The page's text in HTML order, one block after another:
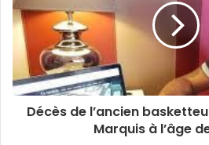
Décès de l’ancien
Marquis à l’âge